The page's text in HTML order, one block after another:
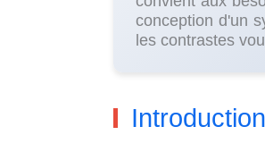
conception d'un
les contrastes